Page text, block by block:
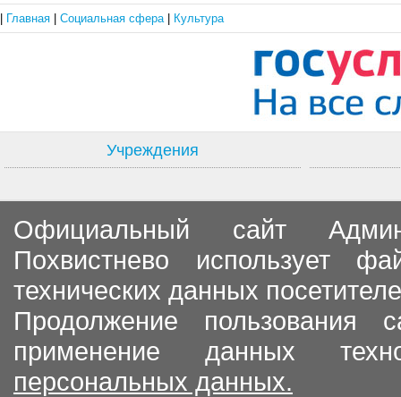
Главная Социальная сфера Культура
Учреждения
Официальный сайт
Похвистнево использует
технических данных
Продолжение пользования
применение данных
персональных данных.